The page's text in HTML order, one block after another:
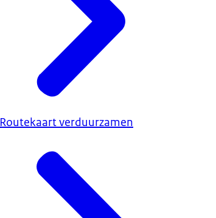
Routekaart verduurzamen